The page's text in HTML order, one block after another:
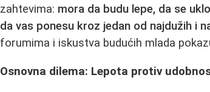
zahtevima: mora da budu lepe, da se
da vas ponesu kroz jedan od najdužih i
forumima i iskustva budućih mlada
Osnovna dilema: Lepota protiv